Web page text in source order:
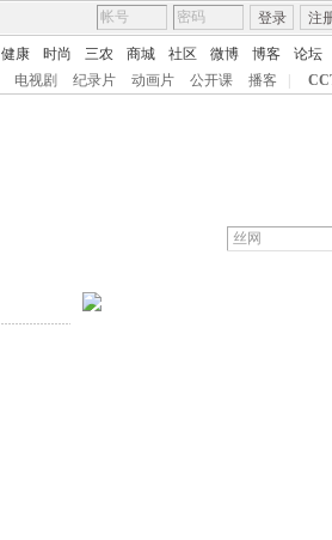
登录 注
健康 时尚 三农 商城 社区 微博 博客 论坛
电视剧 纪录片 动画片 公开课 播客